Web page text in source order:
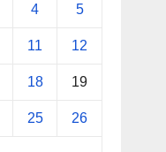
4 5
11 12
18 19
25 26